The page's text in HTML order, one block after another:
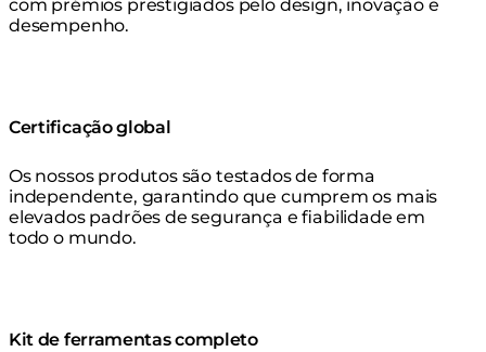
com prémios prestigiados pelo design, inovação e
desempenho.
Certificação global
Os nossos produtos são testados de forma
independente, garantindo que cumprem os mais
elevados padrões de segurança e fiabilidade em
todo o mundo.
Kit de ferramentas completo